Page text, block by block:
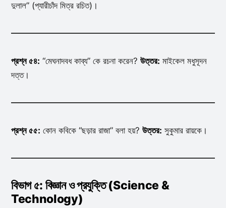
দুলাল” (প্যারীচাঁদ মিত্র রচিত)।
প্রশ্ন ৫৪: “মেঘনাদবধ কাব্য” কে রচনা করেন? উত্তর: মাইকেল মধুসূদন
দত্ত।
প্রশ্ন ৫৫: কোন কবিকে “ছড়ার রাজা” বলা হয়? উত্তর: সুকুমার রায়কে।
বিভাগ ৫: বিজ্ঞান ও প্রযুক্তি (Science &
Technology)